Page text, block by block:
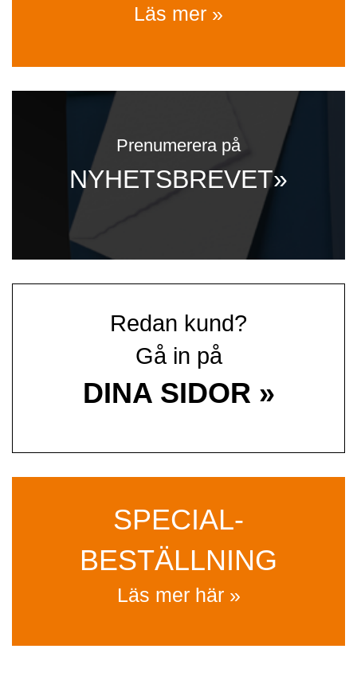
Läs mer »
Prenumerera på
NYHETSBREVET»
Redan kund?
Gå in på
DINA SIDOR »
SPECIAL­
BESTÄLLNING
Läs mer här »